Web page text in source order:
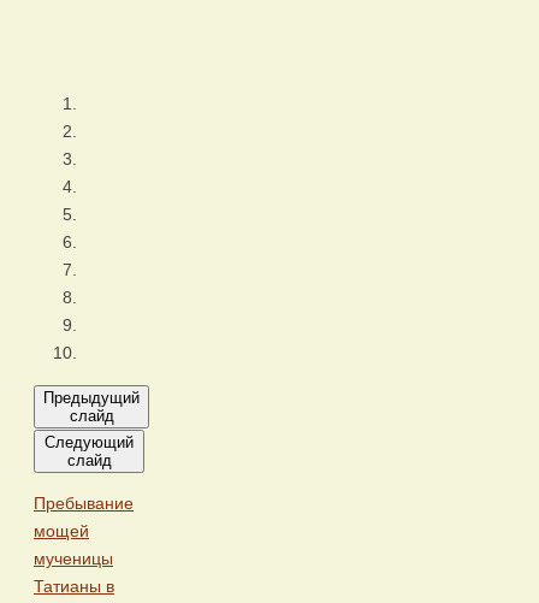
Предыдущий
слайд
Следующий
слайд
Пребывание
мощей
мученицы
Татианы в